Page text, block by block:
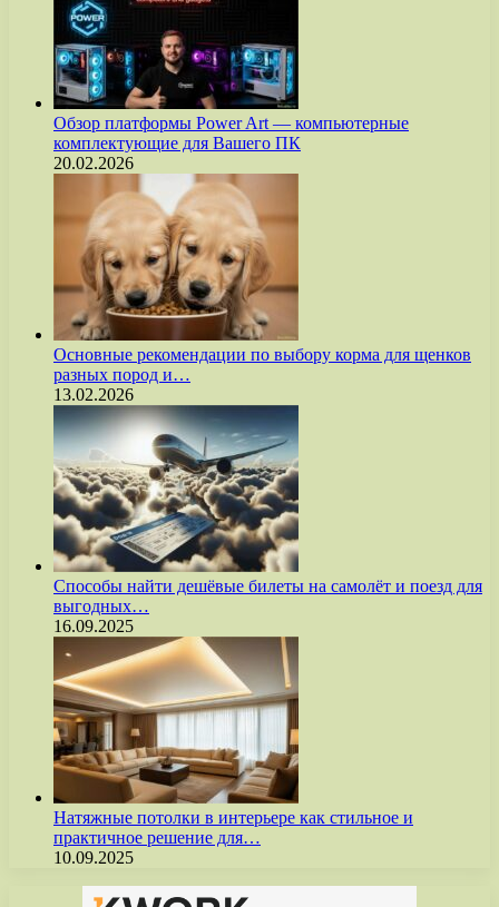
Обзор платформы Power Art — компьютерные
комплектующие для Вашего ПК
20.02.2026
Основные рекомендации по выбору корма для щенков
разных пород и…
13.02.2026
Способы найти дешёвые билеты на самолёт и поезд для
выгодных…
16.09.2025
Натяжные потолки в интерьере как стильное и
практичное решение для…
10.09.2025